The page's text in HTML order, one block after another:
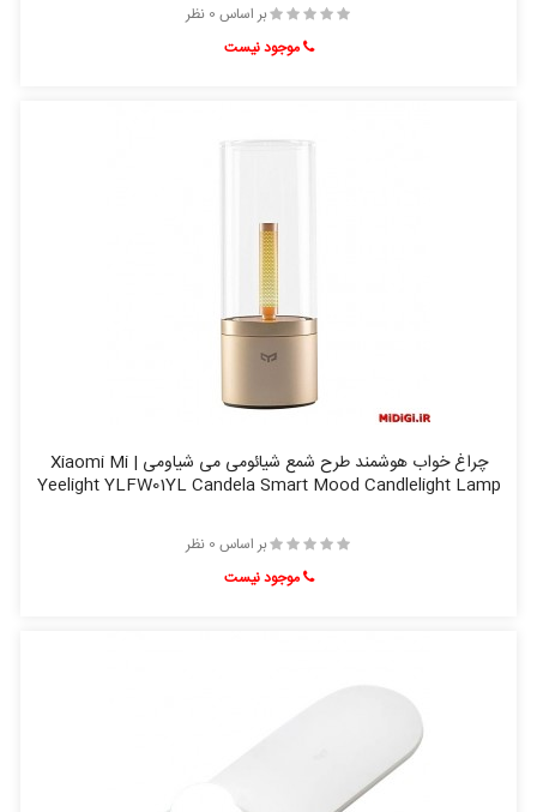
بر اساس 0 نظر
موجود نیست
چراغ خواب هوشمند طرح شمع شیائومی می شیاومی | Xiaomi Mi
Yeelight YLFW01YL Candela Smart Mood Candlelight Lamp
بر اساس 0 نظر
موجود نیست